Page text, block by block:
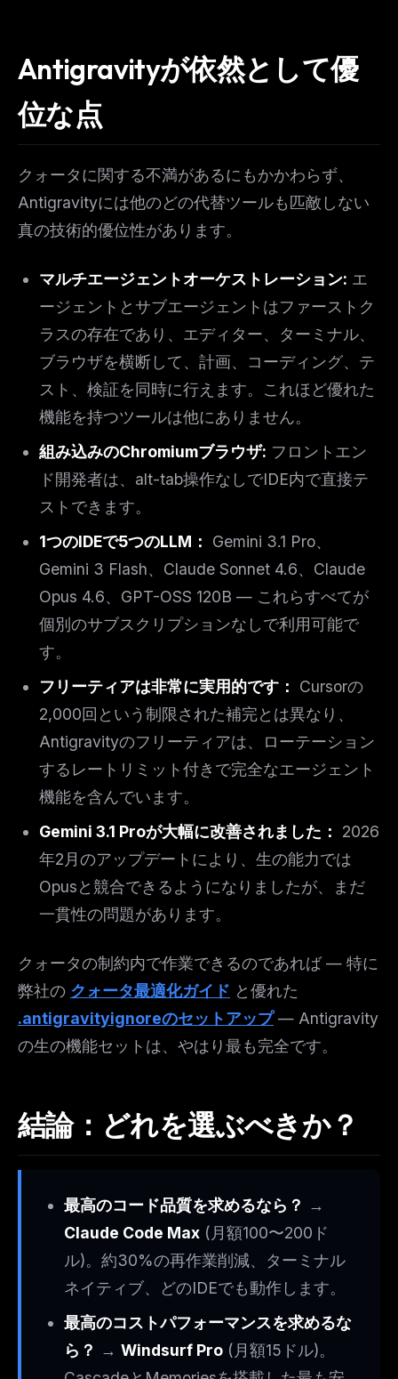
Antigravityが依然として優
位な点
クォータに関する不満があるにもかかわらず、
Antigravityには他のどの代替ツールも匹敵しない
真の技術的優位性があります。
マルチエージェントオーケストレーション: エ
ージェントとサブエージェントはファーストク
ラスの存在であり、エディター、ターミナル、
ブラウザを横断して、計画、コーディング、テ
スト、検証を同時に行えます。これほど優れた
機能を持つツールは他にありません。
組み込みのChromiumブラウザ: フロントエン
ド開発者は、alt-tab操作なしでIDE内で直接テ
ストできます。
1つのIDEで5つのLLM：
Gemini 3.1 Pro、
Gemini 3 Flash、Claude Sonnet 4.6、Claude
Opus 4.6、GPT-OSS 120B — これらすべてが
個別のサブスクリプションなしで利用可能で
す。
フリーティアは非常に実用的です：
Cursorの
2,000回という制限された補完とは異なり、
Antigravityのフリーティアは、ローテーション
するレートリミット付きで完全なエージェント
機能を含んでいます。
Gemini 3.1 Proが大幅に改善されました：
2026
年2月のアップデートにより、生の能力では
Opusと競合できるようになりましたが、まだ
一貫性の問題があります。
クォータの制約内で作業できるのであれば — 特に
弊社の クォータ最適化ガイド と優れた
.antigravityignoreのセットアップ— Antigravity
の生の機能セットは、やはり最も完全です。
結論：どれを選ぶべきか？
最高のコード品質を求めるなら？ →
Claude Code Max (月額100〜200ド
ル)。約30%の再作業削減、ターミナル
ネイティブ、どのIDEでも動作します。
最高のコストパフォーマンスを求めるな
ら？ → Windsurf Pro (月額15ドル)。